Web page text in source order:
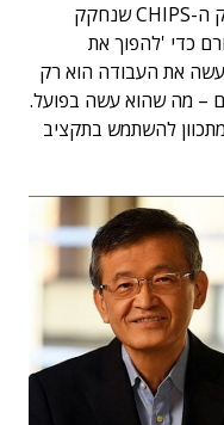
טראמפ אמר לא אחת שהוא חושב שחוק ה-CHIPS שנחקק
כדי 'להפוך את
את העבודה הוא רק
– מה שהוא עשה בפועל.
להשתמש בתקציב